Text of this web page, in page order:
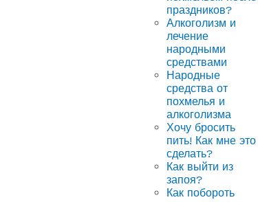
праздников?
Алкоголизм и
лечение
народными
средствами
Народные
средства от
похмелья и
алкоголизма
Хочу бросить
пить! Как мне это
сделать?
Как выйти из
запоя?
Как побороть